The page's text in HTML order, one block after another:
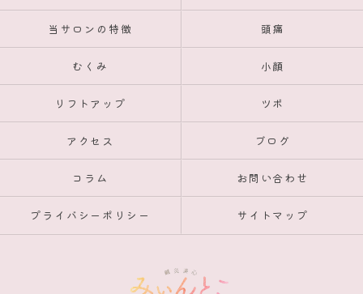
当サロンの特徴 頭痛
むくみ 小顔
リフトアップ ツボ
アクセス ブログ
コラム お問い合わせ
プライバシーポリシー サイトマップ